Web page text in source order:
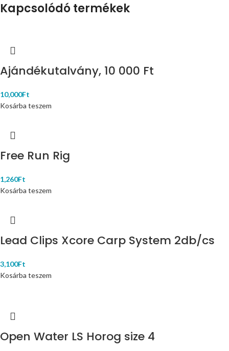
Kapcsolódó termékek
Ajándékutalvány, 10 000 Ft
10,000Ft
Kosárba teszem
Free Run Rig
1,260Ft
Kosárba teszem
Lead Clips Xcore Carp System 2db/cs
3,100Ft
Kosárba teszem
Open Water LS Horog size 4